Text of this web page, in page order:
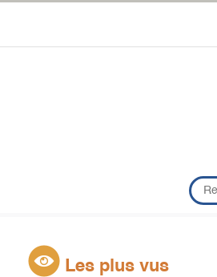
Les plus vus